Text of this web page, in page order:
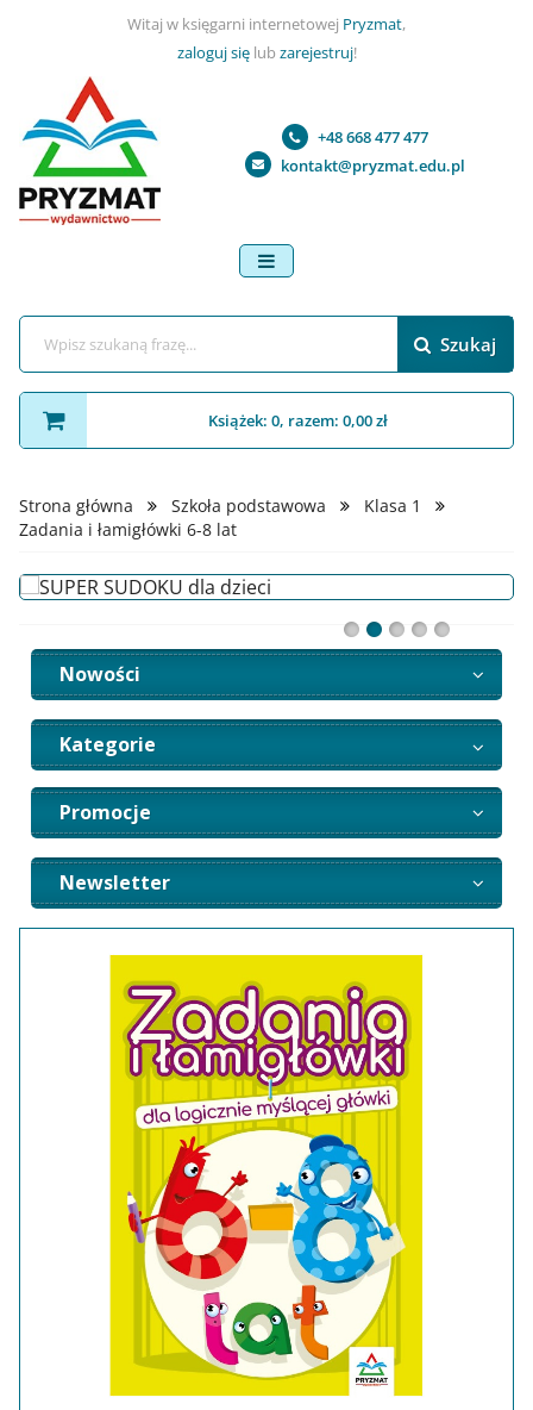
Witaj w księgarni internetowej Pryzmat,
zaloguj sięlub zarejestruj!
+48 668 477 477
kontakt@pryzmat.edu.pl
menu
Szukaj
Książek: 0, razem: 0,00 zł
Strona główna Szkoła podstawowa
Klasa 1
Zadania i łamigłówki 6-8 lat
Nowości
Kategorie
Promocje
Newsletter